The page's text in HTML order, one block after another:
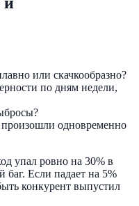
или скачкообразно?
по дням недели,
одновременно
упал ровно на 30% в
Если падает на 5%
конкурент выпустил